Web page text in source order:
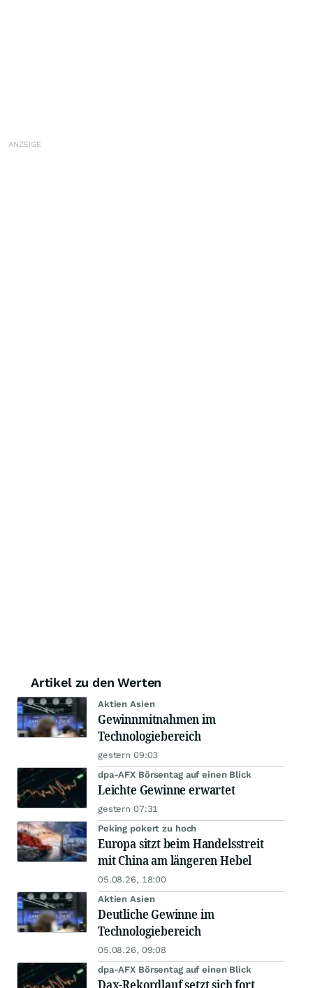
Artikel zu den Werten
Aktien Asien
Gewinnmitnahmen im
Technologiebereich
gestern 09:03
dpa-AFX Börsentag auf einen Blick
Leichte Gewinne erwartet
gestern 07:31
Peking pokert zu hoch
Europa sitzt beim Handelsstreit
mit China am längeren Hebel
05.08.26, 18:00
Aktien Asien
Deutliche Gewinne im
Technologiebereich
05.08.26, 09:08
dpa-AFX Börsentag auf einen Blick
Dax-Rekordlauf setzt sich fort